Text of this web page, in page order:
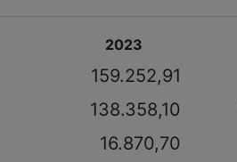
2023
159.252,91
138.358,10
16.870,70